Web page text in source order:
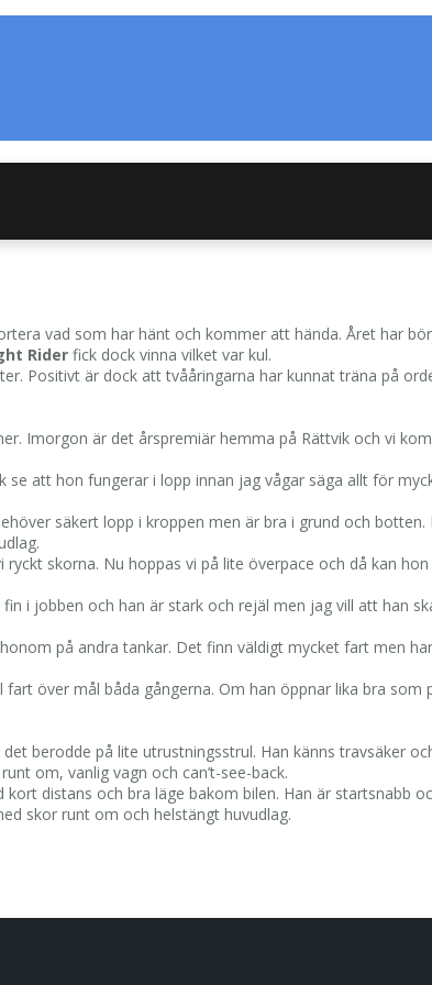
vad som har hänt och kommer att hända. Året har
Rider fick dock vinna vilket var kul.
Positivt är dock att tvååringarna har kunnat träna på
Imorgon är det årspremiär hemma på Rättvik och vi
att hon fungerar i lopp innan jag vågar säga allt för
säkert lopp i kroppen men är bra i grund och
skorna. Nu hoppas vi på lite överpace och då kan
i jobben och han är stark och rejäl men jag vill att han
på andra tankar. Det finn väldigt mycket fart men
över mål båda gångerna. Om han öppnar lika bra
berodde på lite utrustningsstrul. Han känns travsäker
om, vanlig vagn och can’t-see-back.
distans och bra läge bakom bilen. Han är startsnabb
skor runt om och helstängt huvudlag.